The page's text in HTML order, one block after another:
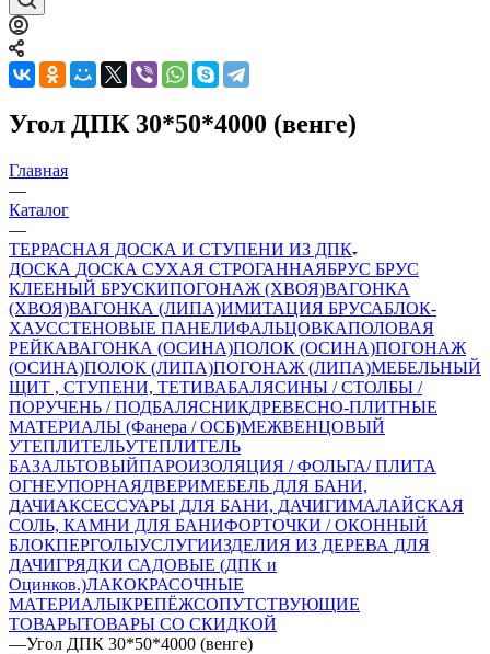
Угол ДПК 30*50*4000 (венге)
Главная
—
Каталог
—
ТЕРРАСНАЯ ДОСКА И СТУПЕНИ ИЗ ДПК
ДОСКА ДОСКА СУХАЯ СТРОГАННАЯБРУС БРУС
КЛЕЕНЫЙ БРУСКИПОГОНАЖ (ХВОЯ)ВАГОНКА
(ХВОЯ)ВАГОНКА (ЛИПА)ИМИТАЦИЯ БРУСАБЛОК-
ХАУССТЕНОВЫЕ ПАНЕЛИФАЛЬЦОВКАПОЛОВАЯ
РЕЙКАВАГОНКА (ОСИНА)ПОЛОК (ОСИНА)ПОГОНАЖ
(ОСИНА)ПОЛОК (ЛИПА)ПОГОНАЖ (ЛИПА)МЕБЕЛЬНЫЙ
ЩИТ , СТУПЕНИ, ТЕТИВАБАЛЯСИНЫ / СТОЛБЫ /
ПОРУЧЕНЬ / ПОДБАЛЯСНИКДРЕВЕСНО-ПЛИТНЫЕ
МАТЕРИАЛЫ (Фанера / ОСБ)МЕЖВЕНЦОВЫЙ
УТЕПЛИТЕЛЬУТЕПЛИТЕЛЬ
БАЗАЛЬТОВЫЙПАРОИЗОЛЯЦИЯ / ФОЛЬГА/ ПЛИТА
ОГНЕУПОРНАЯДВЕРИМЕБЕЛЬ ДЛЯ БАНИ,
ДАЧИАКСЕССУАРЫ ДЛЯ БАНИ, ДАЧИГИМАЛАЙСКАЯ
СОЛЬ, КАМНИ ДЛЯ БАНИФОРТОЧКИ / ОКОННЫЙ
БЛОКПЕРГОЛЫУСЛУГИИЗДЕЛИЯ ИЗ ДЕРЕВА ДЛЯ
ДАЧИГРЯДКИ САДОВЫЕ (ДПК и
Оцинков.)ЛАКОКРАСОЧНЫЕ
МАТЕРИАЛЫКРЕПЁЖСОПУТСТВУЮЩИЕ
ТОВАРЫТОВАРЫ СО СКИДКОЙ
—Угол ДПК 30*50*4000 (венге)